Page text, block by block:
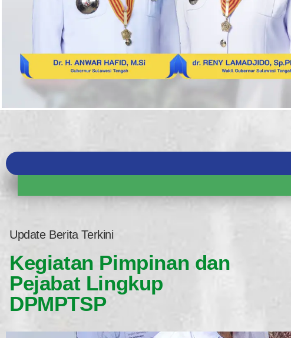
Maklumat Pelayanan Pelayanan Terpadu Satu Pintu
Update Berita Terkini
Kegiatan Pimpinan dan
Pejabat Lingkup
DPMPTSP